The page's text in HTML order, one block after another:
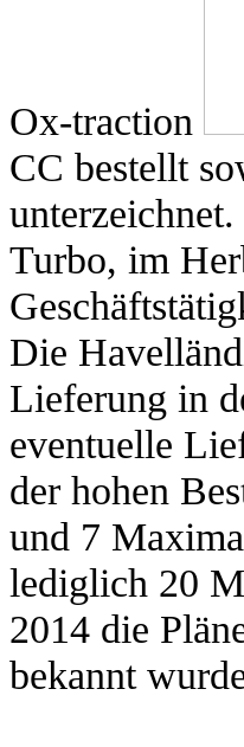
Ox-traction
CC bestellt
Turbo, im
Die
Lieferung in
eventuelle
der hohen
und 7
lediglich 20
2014 die
bekannt